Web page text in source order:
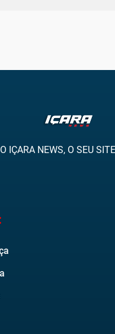
IÇARA NEWS, O SEU